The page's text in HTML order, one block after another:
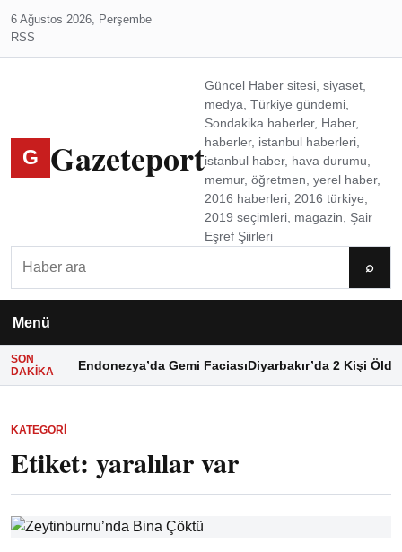
6 Ağustos 2026, Perşembe
RSS
G Gazeteport
Güncel Haber sitesi, siyaset,
medya, Türkiye gündemi,
Sondakika haberler, Haber,
haberler, istanbul haberleri,
istanbul haber, hava durumu,
memur, öğretmen, yerel haber,
2016 haberleri, 2016 türkiye,
2019 seçimleri, magazin, Şair
Eşref Şiirleri
⌕
Menü
SON
DAKIKA
Endonezya’da Gemi FaciasıDiyarbakır’da 2 Kişi Öldü
KATEGORI
Etiket: yaralılar var